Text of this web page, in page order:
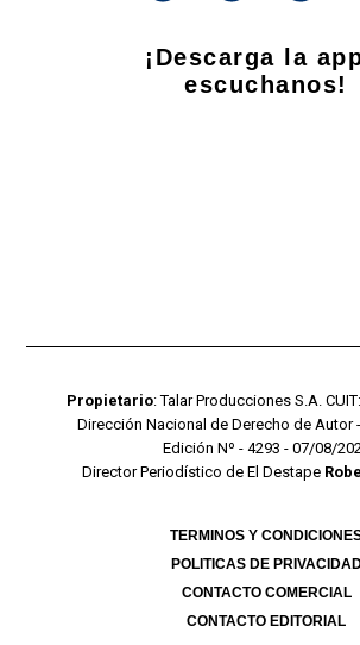
¡Descarga la
escuchanos!
Propietario: Talar Producciones S.A.
Dirección Nacional de Derecho de Autor -
Edición Nº - 4293 - 07/08/
Director Periodístico de El Destape
TERMINOS Y
POLITICAS DE
CONTACTO COMERCIAL
CONTACTO EDITORIAL